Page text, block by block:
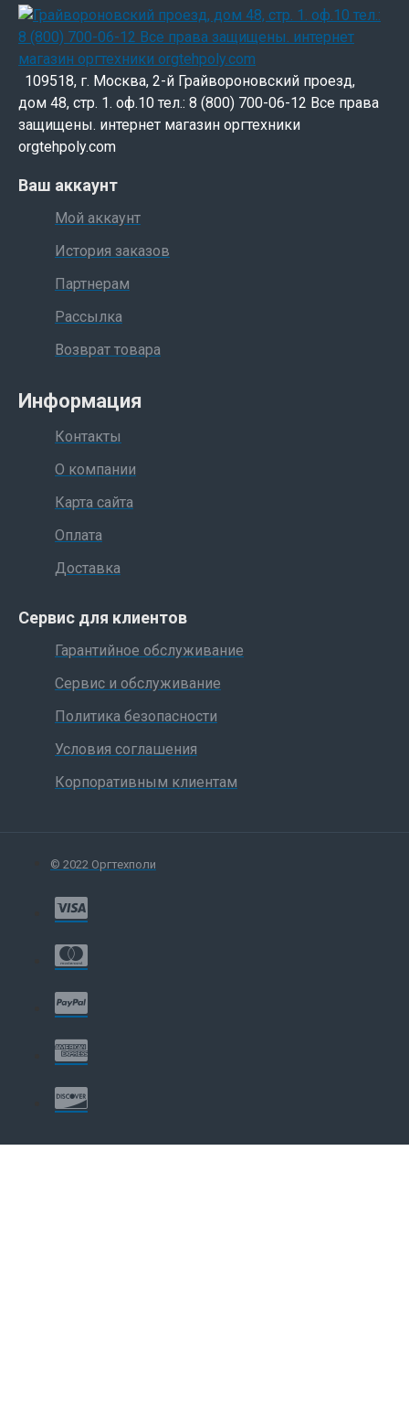
109518, г. Москва, 2-й Грайвороновский проезд,
дом 48, стр. 1. оф.10 тел.: 8 (800) 700-06-12 Все права
защищены. интернет магазин оргтехники
orgtehpoly.com
Ваш аккаунт
Мой аккаунт
История заказов
Партнерам
Рассылка
Возврат товара
Информация
Контакты
О компании
Карта сайта
Оплата
Доставка
Сервис для клиентов
Гарантийное обслуживание
Сервис и обслуживание
Политика безопасности
Условия соглашения
Корпоративным клиентам
© 2022 Оргтехполи